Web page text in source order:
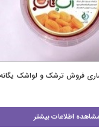
فروش ترشک و لواشک
اطلاعات بیشتر